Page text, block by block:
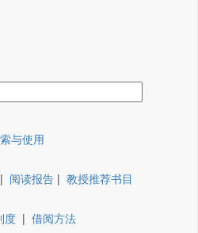
与使用
| 阅读报告 | 教授推荐书目
度 | 借阅方法